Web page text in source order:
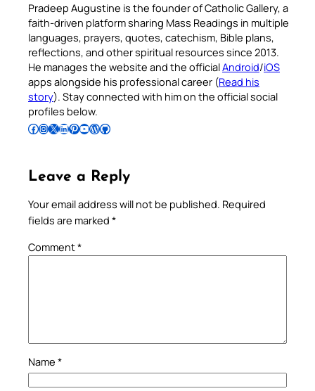
Pradeep Augustine is the founder of Catholic Gallery, a
faith-driven platform sharing Mass Readings in multiple
languages, prayers, quotes, catechism, Bible plans,
reflections, and other spiritual resources since 2013.
He manages the website and the officialAndroid/iOS
apps alongside his professional career (Read his
story). Stay connected with him on the official social
profiles below.
Follow Pradeep on Facebook Follow Pradeep on InstagramFollow Pradeep on X Follow Pradeep on LinkedIn Follow Pradeep on Pinterest Subscribe to Pradeep’s Youtube Channel Follow Pradeep on WordPress Follow Pradeep on GitHub
Leave a Reply
Your email address will not be published. Required
fields are marked *
Comment*
Name *